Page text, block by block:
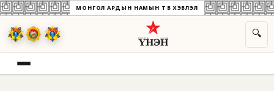
МОНГОЛ АРДЫН НАМЫН ТӨВ ХЭВЛЭЛ
🔍